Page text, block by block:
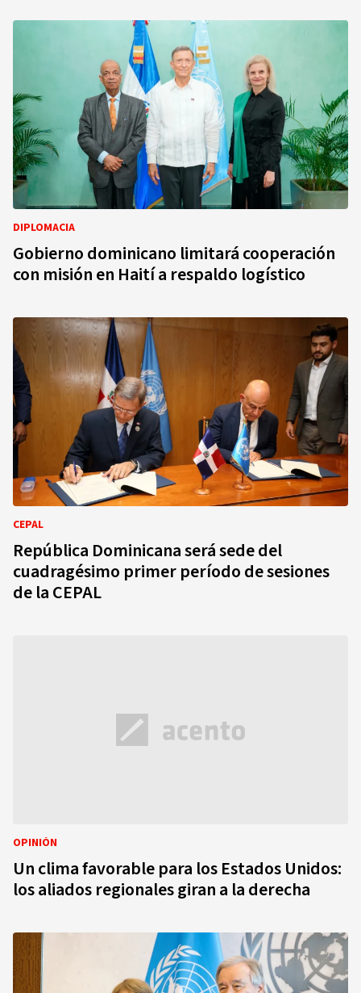
DIPLOMACIA
Gobierno dominicano limitará cooperación
con misión en Haití a respaldo logístico
CEPAL
República Dominicana será sede del
cuadragésimo primer período de sesiones
de la CEPAL
OPINIÓN
Un clima favorable para los Estados Unidos:
los aliados regionales giran a la derecha